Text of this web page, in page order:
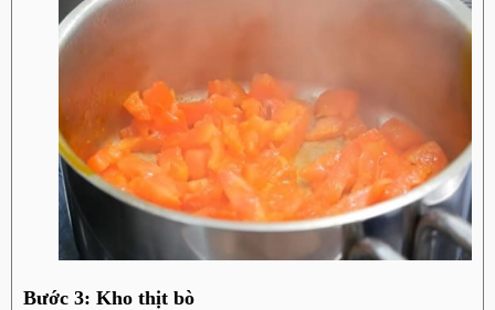
Bước 3: Kho thịt bò